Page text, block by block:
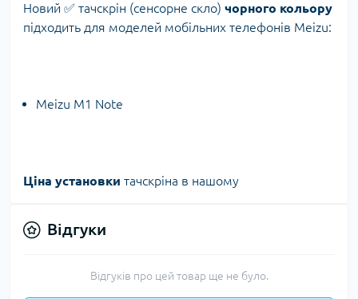
Новий ✅ тачскрін (сенсорне скло) чорного кольору
підходить для моделей мобільних телефонів Meizu:
Meizu M1 Note
Ціна установки тачскріна в нашому
Відгуки
Відгуків про цей товар ще не було.